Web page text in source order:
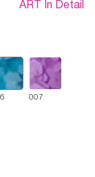
ART In Detail
007